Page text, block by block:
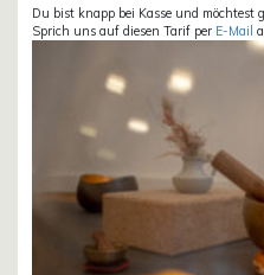
Du bist knapp bei Kasse und möchtest
Sprich uns auf diesen Tarif per E-Mail